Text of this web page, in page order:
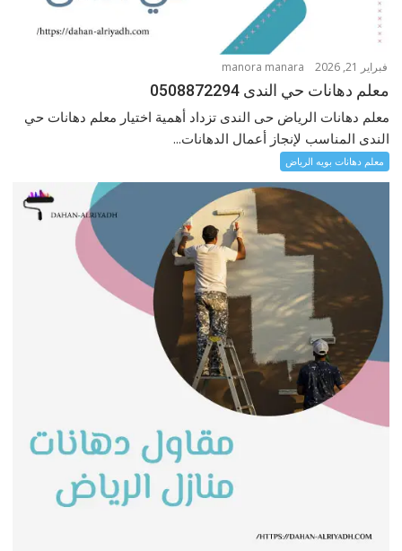
فبراير 21, 2026 manora manara
معلم دهانات حي الندى 0508872294
معلم دهانات الرياض حى الندى تزداد أهمية اختيار معلم دهانات حي
الندى المناسب لإنجاز أعمال الدهانات...
معلم دهانات بويه الرياض